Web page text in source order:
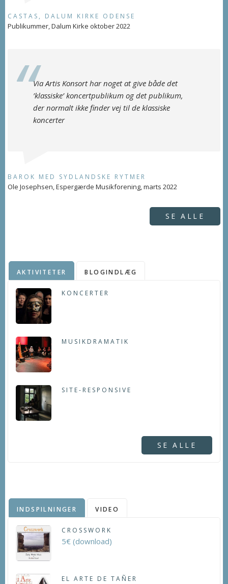
CASTAS, DALUM KIRKE ODENSE
Publikummer, Dalum Kirke oktober 2022
Via Artis Konsort har noget at give både det
’klassiske’ koncertpublikum og det publikum,
der normalt ikke finder vej til de klassiske
koncerter
BAROK MED SYDLANDSKE RYTMER
Ole Josephsen, Espergærde Musikforening, marts 2022
SE ALLE
AKTIVITETER BLOGINDLÆG
KONCERTER
MUSIKDRAMATIK
SITE-RESPONSIVE
SE ALLE
INDSPILNINGER VIDEO
CROSSWORK
5€ (download)
EL ARTE DE TAÑER